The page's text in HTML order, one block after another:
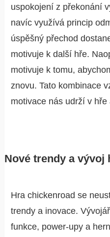
uspokojení z překonání
navíc využívá princip
úspěšný přechod
motivuje k další hře.
motivuje k tomu,
znovu. Tato kombinace
motivace nás udrží v hře
Nové trendy a vývoj
Hra chickenroad se
trendy a inovace.
funkce, power-upy a